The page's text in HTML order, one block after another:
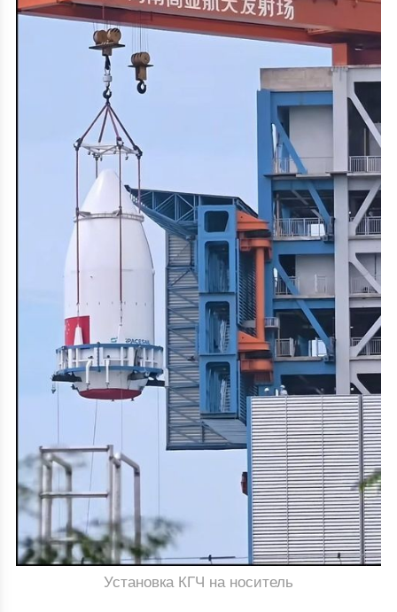
Установка КГЧ на носитель